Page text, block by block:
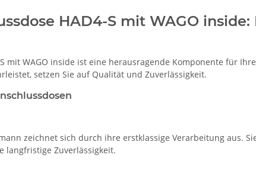
HAD4-S mit WAGO
mit WAGO inside ist eine herausragende Komponente für
setzen Sie auf Qualität und Zuverlässigkeit.
zeichnet sich durch ihre erstklassige Verarbeitung aus.
langfristige Zuverlässigkeit.